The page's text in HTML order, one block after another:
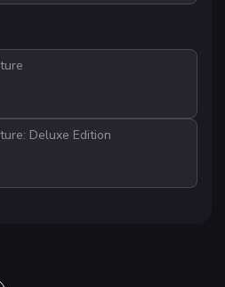
Deluxe Edition